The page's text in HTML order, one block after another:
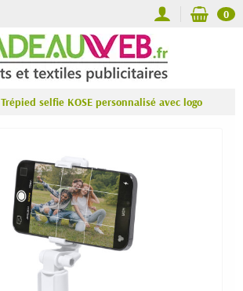
0
Trépied selfie KOSE personnalisé avec logo